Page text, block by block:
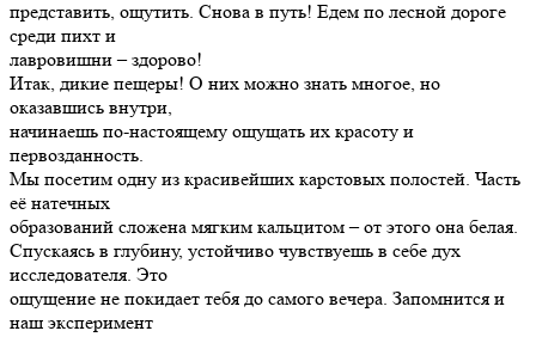
представить, ощутить. Снова в путь! Едем по лесной дороге
среди пихт и
лавровишни – здорово!
Итак, дикие пещеры! О них можно знать многое, но
оказавшись внутри,
начинаешь по-настоящему ощущать их красоту и
первозданность.
Мы посетим одну из красивейших карстовых полостей. Часть
её натечных
образований сложена мягким кальцитом – от этого она белая.
Спускаясь в глубину, устойчиво чувствуешь в себе дух
исследователя. Это
ощущение не покидает тебя до самого вечера. Запомнится и
наш эксперимент